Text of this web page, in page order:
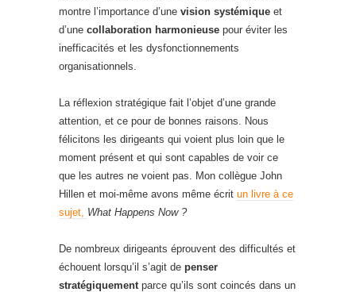
montre l’importance d’une vision systémique et
d’une collaboration harmonieuse pour éviter les
inefficacités et les dysfonctionnements
organisationnels.
La réflexion stratégique fait l’objet d’une grande
attention, et ce pour de bonnes raisons. Nous
félicitons les dirigeants qui voient plus loin que le
moment présent et qui sont capables de voir ce
que les autres ne voient pas. Mon collègue John
Hillen et moi-même avons même écrit un livre à ce
sujet, What Happens Now ?
De nombreux dirigeants éprouvent des difficultés et
échouent lorsqu’il s’agit de penser
stratégiquementparce qu’ils sont coincés dans un